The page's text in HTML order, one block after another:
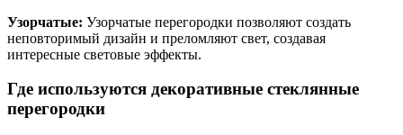
Узорчатые: Узорчатые перегородки позволяют создать
неповторимый дизайн и преломляют свет, создавая
интересные световые эффекты.
Где используются декоративные стеклянные
перегородки